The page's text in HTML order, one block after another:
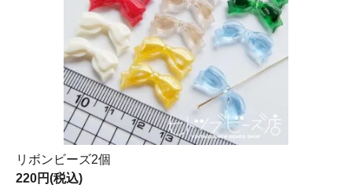
リボンビーズ2個
220円(税込)